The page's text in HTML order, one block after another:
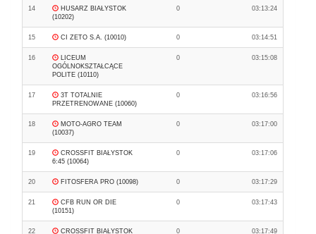
14
HUSARZ BIAŁYSTOK
(10202)
0 03:13:24
15 CI ZETO S.A. (10010) 0 03:14:51
16
LICEUM
OGÓLNOKSZTAŁCĄCE
POLITE (10110)
0 03:15:08
17
3T TOTALNIE
PRZETRENOWANE (10060)
0 03:16:56
18
MOTO-AGRO TEAM
(10037)
0 03:17:00
19
CROSSFIT BIAŁYSTOK
6:45 (10064)
0 03:17:06
20 FITOSFERA PRO (10098) 0 03:17:29
21
CFB RUN OR DIE
(10151)
0 03:17:43
22
CROSSFIT BIAŁYSTOK
0 03:17:49